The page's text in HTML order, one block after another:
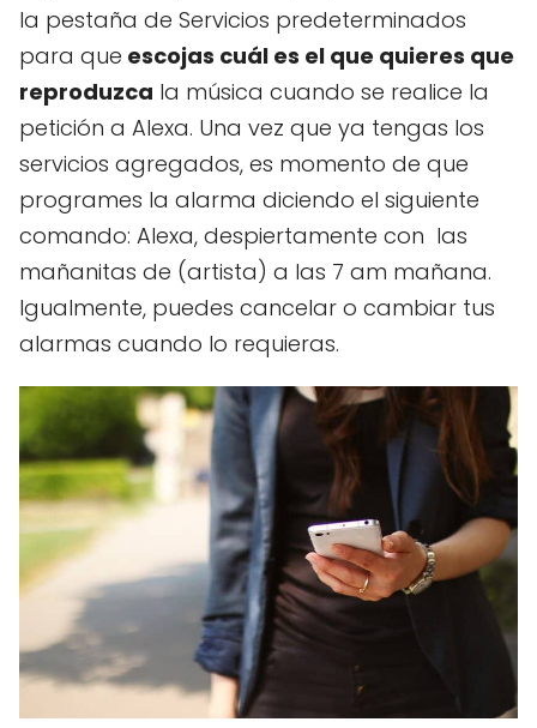
la pestaña de Servicios predeterminados
para que escojas cuál es el que quieres que
reproduzca la música cuando se realice la
petición a Alexa. Una vez que ya tengas los
servicios agregados, es momento de que
programes la alarma diciendo el siguiente
comando: Alexa, despiertamente con las
mañanitas de (artista) a las 7 am mañana.
Igualmente, puedes cancelar o cambiar tus
alarmas cuando lo requieras.